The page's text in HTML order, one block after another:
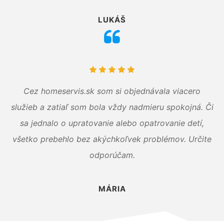
LUKÁŠ
Cez homeservis.sk som si objednávala viacero
služieb a zatiaľ som bola vždy nadmieru spokojná. Či
sa jednalo o upratovanie alebo opatrovanie detí,
všetko prebehlo bez akýchkoľvek problémov. Určite
odporúčam.
MÁRIA